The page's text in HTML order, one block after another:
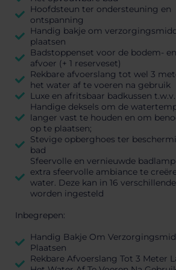
Hoofdsteun ter ondersteuning en
ontspanning
Handig bakje om
plaatsen
Badstoppenset voor de bodem-
afvoer (+ 1 reserveset)
Rekbare afvoerslang tot wel 3
het water af te voeren na gebruik
Luxe en afritsbaar badkussen
Handige deksels om de
langer vast te houden en om
op te plaatsen;
Stevige opberghoes ter
bad
Sfeervolle en vernieuwde
extra sfeervolle ambiance te
water. Deze kan in 16
worden ingesteld
Inbegrepen:
Handig Bakje Om
Plaatsen
Rekbare Afvoerslang Tot 3 Meter